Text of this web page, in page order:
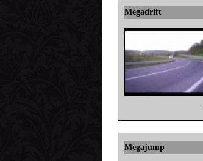
Megadrift
Megajump